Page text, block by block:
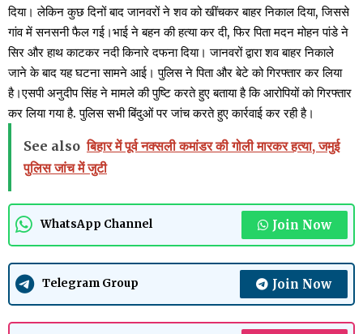
दिया। लेकिन कुछ दिनों बाद जानवरों ने शव को खींचकर बाहर निकाल दिया, जिससे
गांव में सनसनी फैल गई।भाई ने बहन की हत्या कर दी, फिर पिता मदन मोहन पांडे ने
सिर और हाथ काटकर नदी किनारे दफना दिया। जानवरों द्वारा शव बाहर निकाले
जाने के बाद यह घटना सामने आई। पुलिस ने पिता और बेटे को गिरफ्तार कर लिया
है।एसपी अनुदीप सिंह ने मामले की पुष्टि करते हुए बताया है कि आरोपियों को गिरफ्तार
कर लिया गया है. पुलिस सभी बिंदुओं पर जांच करते हुए कार्रवाई कर रही है।
See also बिहार में पूर्व नक्सली कमांडर की गोली मारकर हत्या, जमुई
पुलिस जांच में जुटी
WhatsApp Channel Join Now
Telegram Group Join Now